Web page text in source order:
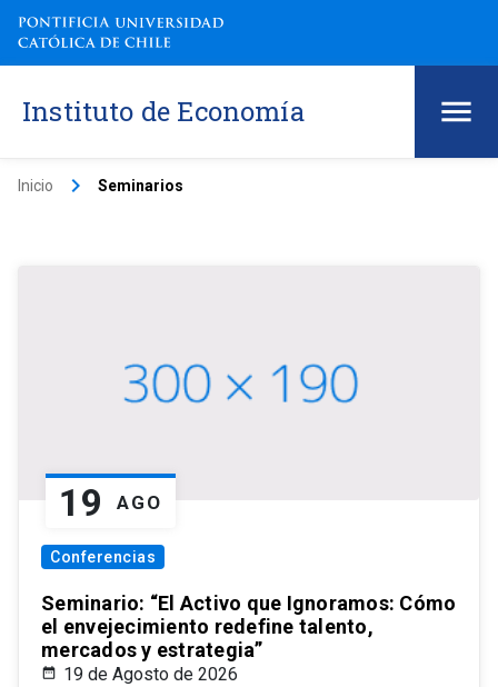
Instituto de Economía
Inicio keyboard_arrow_right Seminarios
19 AGO
Conferencias
Seminario: “El Activo que Ignoramos: Cómo
el envejecimiento redefine talento,
mercados y estrategia”
19 de Agosto de 2026